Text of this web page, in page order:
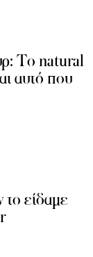
Το natural
αυτό που
το είδαμε